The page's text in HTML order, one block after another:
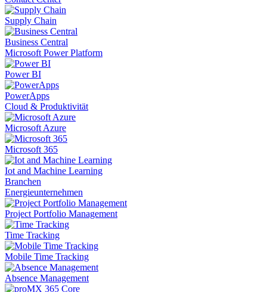
Supply Chain
Business Central
Microsoft Power Platform
Power BI
PowerApps
Cloud & Produktivität
Microsoft Azure
Microsoft 365
Iot and Machine Learning
Branchen
Energieunternehmen
Project Portfolio Management
Time Tracking
Mobile Time Tracking
Absence Management